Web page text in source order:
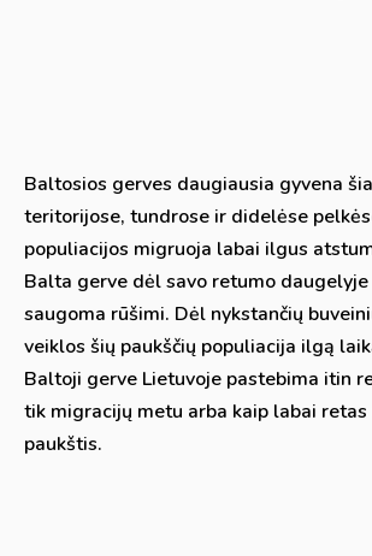
Baltosios gerves daugiausia gyvena
teritorijose, tundrose ir didelėse
populiacijos migruoja labai ilgus
Balta gerve dėl savo retumo
saugoma rūšimi. Dėl nykstančių
veiklos šių paukščių populiacija ilgą
Baltoji gerve Lietuvoje pastebima itin
tik migracijų metu arba kaip labai retas
paukštis.